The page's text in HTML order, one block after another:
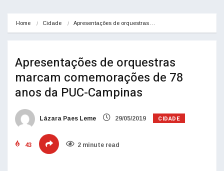
Home Cidade Apresentações de orquestras…
Apresentações de orquestras
marcam comemorações de 78
anos da PUC-Campinas
Lázara Paes Leme 29/05/2019 CIDADE
43 2 minute read